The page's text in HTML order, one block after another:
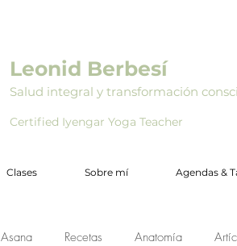
Leonid Berbesí
Certified Iyengar Yoga Teacher
Salud integral y transformación
Clases Sobre mí Agendas &
Asana Recetas Anatomía